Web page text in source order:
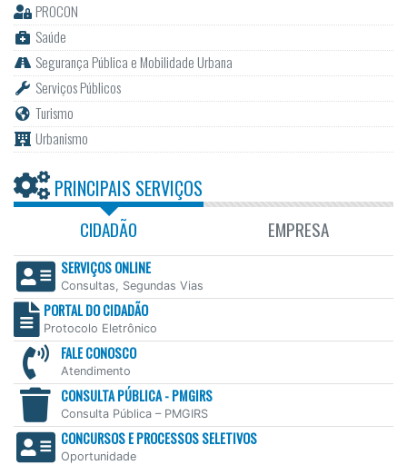
PROCON
Saúde
Segurança Pública e Mobilidade Urbana
Serviços Públicos
Turismo
Urbanismo
PRINCIPAIS SERVIÇOS
CIDADÃO EMPRESA
SERVIÇOS ONLINE
Consultas, Segundas Vias
PORTAL DO CIDADÃO
Protocolo Eletrônico
FALE CONOSCO
Atendimento
CONSULTA PÚBLICA - PMGIRS
Consulta Pública – PMGIRS
CONCURSOS E PROCESSOS SELETIVOS
Oportunidade